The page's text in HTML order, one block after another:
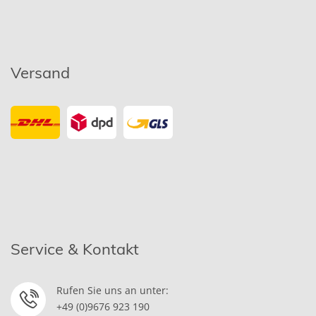
Versand
Service & Kontakt
Rufen Sie uns an unter:
+49 (0)9676 923 190